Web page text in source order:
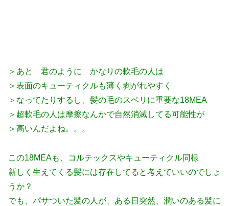
＞あと 君のように かなりの軟毛の人は
＞表面のキューティクルも薄く剥がれやすく
＞なってたりするし、髪の毛のスベリに重要な18MEA
＞超軟毛の人は摩擦なんかで自然消滅してる可能性が
＞高いんだよね。。。
この18MEAも、コルテックスやキューティクル同様
新しく生えてくる髪には存在してると考えていいのでしょ
うか？
でも、パサついた髪の人が、ある日突然、潤いのある髪に